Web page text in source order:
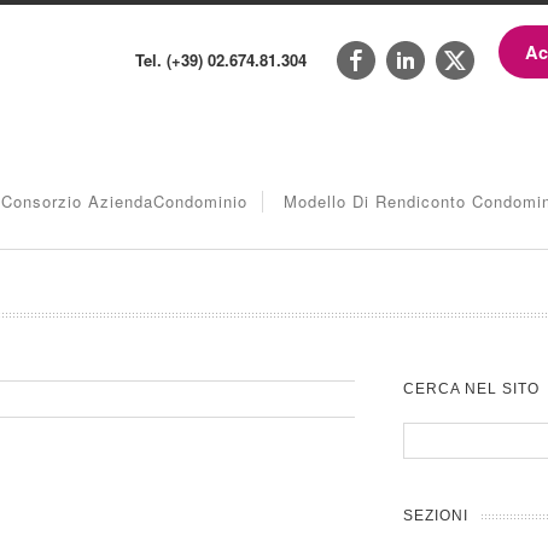
Tel. (+39) 02.674.81.304
Consorzio AziendaCondominio Modello Di Rendiconto
CERCA NEL SITO
SEZIONI